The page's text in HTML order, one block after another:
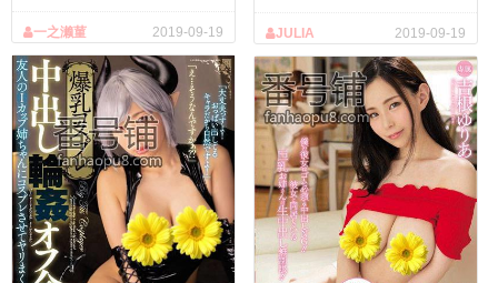
2019-09-19
一之濑菫 2019-09-19
JULIA